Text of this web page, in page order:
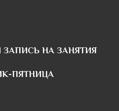
НА ЗАНЯТИЯ
ПЯТНИЦА